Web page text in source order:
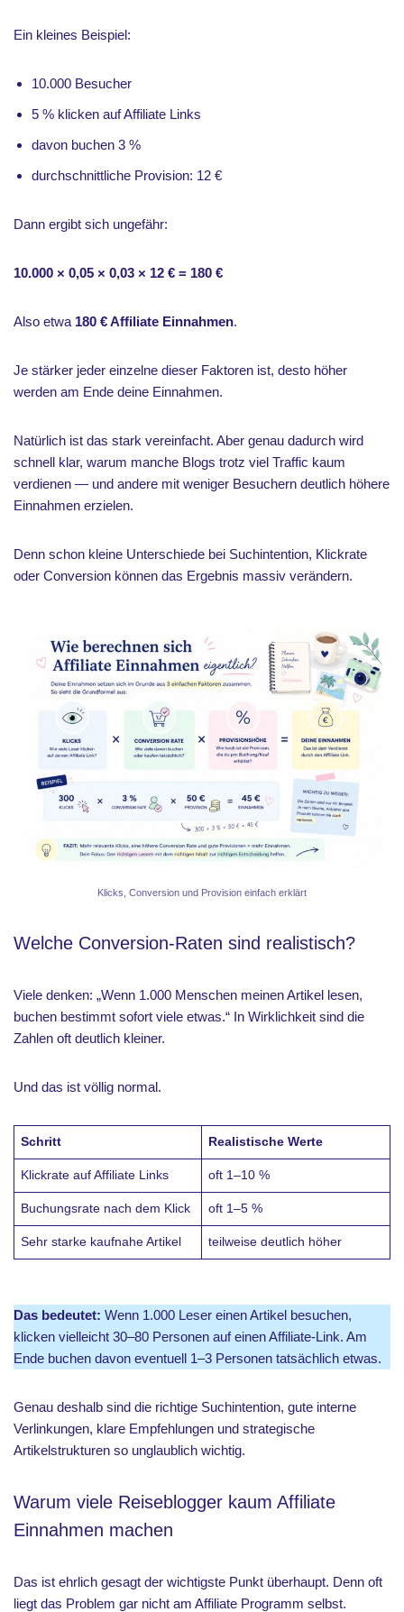
Ein kleines Beispiel:
10.000 Besucher
5 % klicken auf Affiliate Links
davon buchen 3 %
durchschnittliche Provision: 12 €
Dann ergibt sich ungefähr:
10.000 × 0,05 × 0,03 × 12 € = 180 €
Also etwa 180 € Affiliate Einnahmen.
Je stärker jeder einzelne dieser Faktoren ist, desto höher
werden am Ende deine Einnahmen.
Natürlich ist das stark vereinfacht. Aber genau dadurch wird
schnell klar, warum manche Blogs trotz viel Traffic kaum
verdienen — und andere mit weniger Besuchern deutlich höhere
Einnahmen erzielen.
Denn schon kleine Unterschiede bei Suchintention, Klickrate
oder Conversion können das Ergebnis massiv verändern.
Klicks, Conversion und Provision einfach erklärt
Welche Conversion-Raten sind realistisch?
Viele denken: „Wenn 1.000 Menschen meinen Artikel lesen,
buchen bestimmt sofort viele etwas.“ In Wirklichkeit sind die
Zahlen oft deutlich kleiner.
Und das ist völlig normal.
Schritt Realistische Werte
Klickrate auf Affiliate Links oft 1–10 %
Buchungsrate nach dem Klick oft 1–5 %
Sehr starke kaufnahe Artikel teilweise deutlich höher
Das bedeutet: Wenn 1.000 Leser einen Artikel besuchen,
klicken vielleicht 30–80 Personen auf einen Affiliate-Link. Am
Ende buchen davon eventuell 1–3 Personen tatsächlich etwas.
Genau deshalb sind die richtige Suchintention, gute interne
Verlinkungen, klare Empfehlungen und strategische
Artikelstrukturen so unglaublich wichtig.
Warum viele Reiseblogger kaum Affiliate
Einnahmen machen
Das ist ehrlich gesagt der wichtigste Punkt überhaupt. Denn oft
liegt das Problem gar nicht am Affiliate Programm selbst.